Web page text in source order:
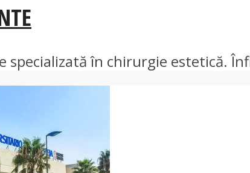
specializată în chirurgie estetică.